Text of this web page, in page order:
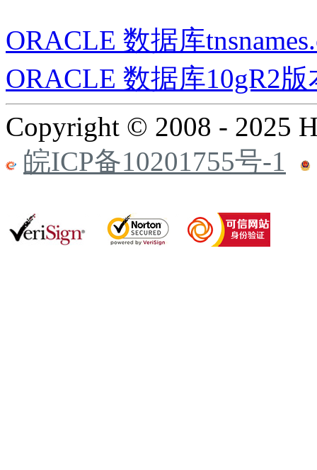
ORACLE 数据库
ORACLE 数据库10gR2
Copyright © 2008 - 2025
皖ICP备10201755号-1